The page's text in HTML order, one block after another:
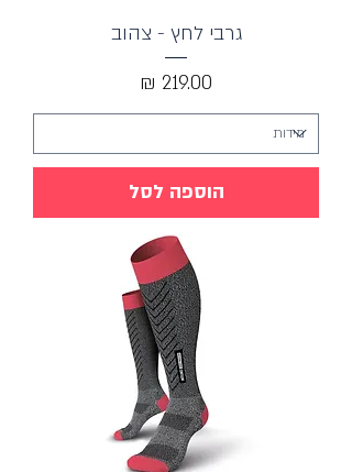
גרבי לחץ - צהוב
מחיר
הוספה לסל